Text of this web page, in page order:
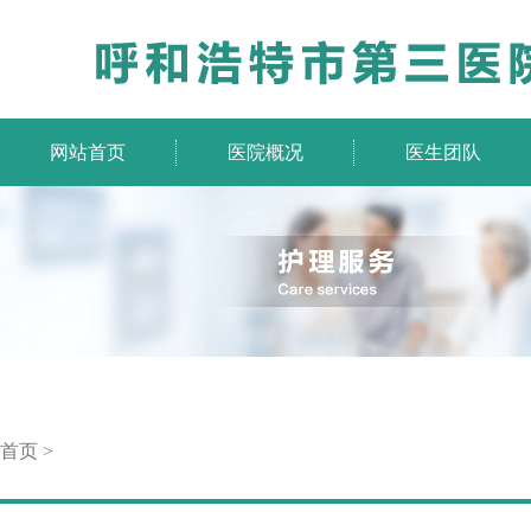
网站首页 医院概况 医生团队
首页 >